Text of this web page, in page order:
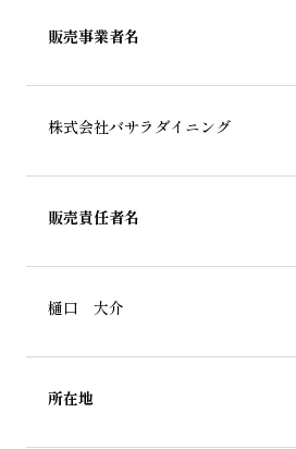
販売事業者名
株式会社バサラダイニング
販売責任者名
樋口 大介
所在地